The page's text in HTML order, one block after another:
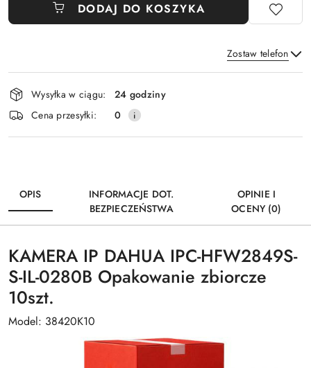
DODAJ DO KOSZYKA
Zostaw telefon
Wyślij
Dostępność
i
dostawa
Wysyłka w ciągu:
24 godziny
Cena przesyłki:
0
OPIS
INFORMACJE DOT.
BEZPIECZEŃSTWA
OPINIE I
OCENY (0)
KAMERA IP DAHUA IPC-HFW2849S-
S-IL-0280B Opakowanie zbiorcze
10szt.
Model: 38420K10